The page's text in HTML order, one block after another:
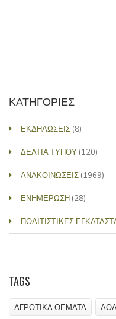
ΚΑΤΗΓΟΡΙΕΣ
ΕΚΔΗΛΩΣΕΙΣ (8)
ΔΕΛΤΙΑ ΤΥΠΟΥ (120)
ΑΝΑΚΟΙΝΩΣΕΙΣ (1969)
ΕΝΗΜΕΡΩΣΗ (28)
ΠΟΛΙΤΙΣΤΙΚΕΣ
TAGS
ΑΓΡΟΤΙΚΑ ΘΕΜΑΤΑ